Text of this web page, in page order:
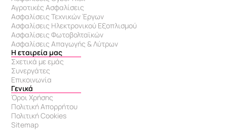
Αγροτικές Ασφαλίσεις
Ασφαλίσεις Τεχνικών Έργων
Ασφαλίσεις Ηλεκτρονικού Εξοπλισμού
Ασφαλίσεις Φωτοβολταϊκών
Ασφαλίσεις Απαγωγής & Λύτρων
Η εταιρεία μας
Σχετικά με εμάς
Συνεργάτες
Επικοινωνία
Γενικά
Όροι Χρήσης
Πολιτική Απορρήτου
Πολιτική Cookies
Sitemap